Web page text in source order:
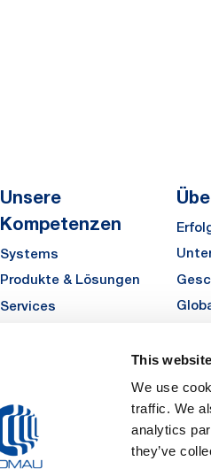
This
We use
traffic. We
analytics
they’ve
Unsere
Kompetenzen
Systems
Produkte & Lösungen
Services